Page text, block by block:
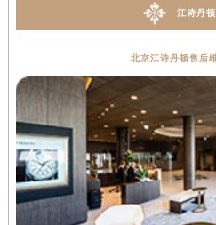
江诗丹
北京江诗丹顿售后